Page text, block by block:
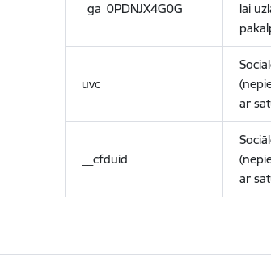
_ga_0PDNJX4G0G
lai
uvc
ar
__cfduid
ar